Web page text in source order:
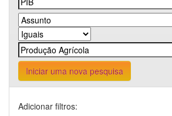
Iniciar uma nova pesquisa
Adicionar filtros: